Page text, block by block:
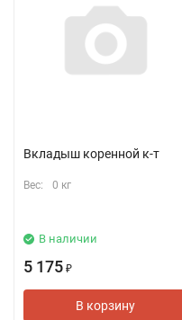
Вкладыш коренной к-т
Вес: 0 кг
В наличии
5 175 ₽
В корзину